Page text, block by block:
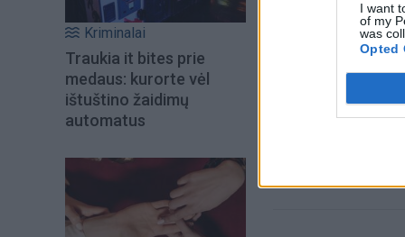
I want
of my
was
Opted
Kriminalai
Traukia it bites prie
medaus: kurorte vėl
ištuštino žaidimų
automatus
Šiuo metu